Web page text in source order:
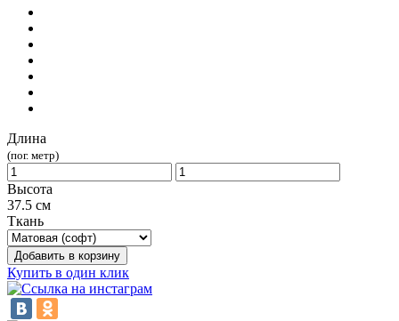
Длина
(пог. метр)
Высота
37.5 см
Ткань
Добавить в корзину
Купить в один клик